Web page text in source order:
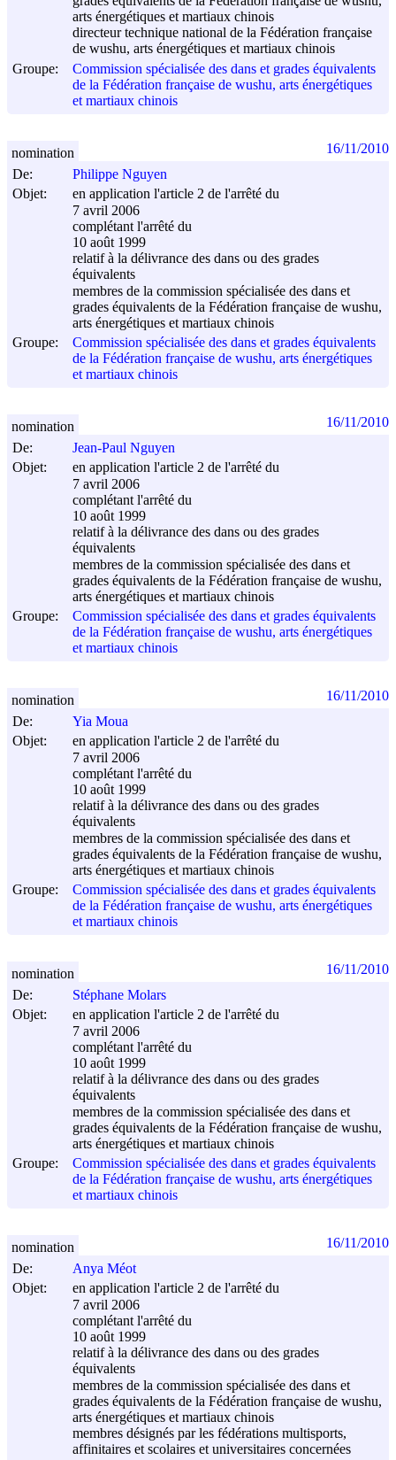
arts énergétiques et martiaux chinois
directeur technique national de la Fédération française
de wushu, arts énergétiques et martiaux chinois
Groupe:
Commission spécialisée des dans et grades équivalents
de la Fédération française de wushu, arts énergétiques
et martiaux chinois
De:
Philippe Nguyen
Objet:
en application l'article 2 de l'arrêté du
7 avril 2006
complétant l'arrêté du
10 août 1999
relatif à la délivrance des dans ou des grades
équivalents
membres de la commission spécialisée des dans et
grades équivalents de la Fédération française de wushu,
arts énergétiques et martiaux chinois
Groupe:
Commission spécialisée des dans et grades équivalents
de la Fédération française de wushu, arts énergétiques
et martiaux chinois
nomination 16/11/2010
De:
Jean-Paul Nguyen
Objet:
en application l'article 2 de l'arrêté du
7 avril 2006
complétant l'arrêté du
10 août 1999
relatif à la délivrance des dans ou des grades
équivalents
membres de la commission spécialisée des dans et
grades équivalents de la Fédération française de wushu,
arts énergétiques et martiaux chinois
Groupe:
Commission spécialisée des dans et grades équivalents
de la Fédération française de wushu, arts énergétiques
et martiaux chinois
nomination 16/11/2010
De:
Yia Moua
Objet:
en application l'article 2 de l'arrêté du
7 avril 2006
complétant l'arrêté du
10 août 1999
relatif à la délivrance des dans ou des grades
équivalents
membres de la commission spécialisée des dans et
grades équivalents de la Fédération française de wushu,
arts énergétiques et martiaux chinois
Groupe:
Commission spécialisée des dans et grades équivalents
de la Fédération française de wushu, arts énergétiques
et martiaux chinois
nomination 16/11/2010
De:
Stéphane Molars
Objet:
en application l'article 2 de l'arrêté du
7 avril 2006
complétant l'arrêté du
10 août 1999
relatif à la délivrance des dans ou des grades
équivalents
membres de la commission spécialisée des dans et
grades équivalents de la Fédération française de wushu,
arts énergétiques et martiaux chinois
Groupe:
Commission spécialisée des dans et grades équivalents
de la Fédération française de wushu, arts énergétiques
et martiaux chinois
nomination 16/11/2010
De:
Anya Méot
Objet:
en application l'article 2 de l'arrêté du
7 avril 2006
complétant l'arrêté du
10 août 1999
relatif à la délivrance des dans ou des grades
équivalents
membres de la commission spécialisée des dans et
grades équivalents de la Fédération française de wushu,
arts énergétiques et martiaux chinois
membres désignés par les fédérations multisports,
affinitaires et scolaires et universitaires concernées
nomination 16/11/2010